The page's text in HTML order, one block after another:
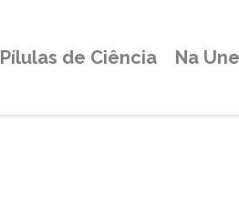
Pílulas de Ciência Na